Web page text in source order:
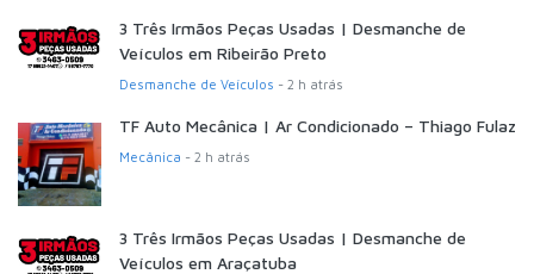
3 Três Irmãos Peças Usadas | Desmanche de
Veículos em Ribeirão Preto
Desmanche de Veículos - 2 h atrás
TF Auto Mecânica | Ar Condicionado – Thiago Fulaz
Mecânica - 2 h atrás
3 Três Irmãos Peças Usadas | Desmanche de
Veículos em Araçatuba